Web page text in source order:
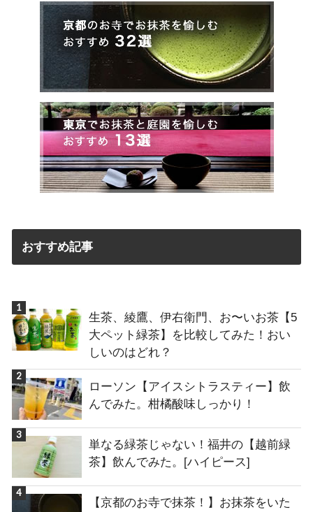
おすすめ記事
生茶、綾鷹、伊右衛門、お〜いお茶【5
大ペット緑茶】を比較してみた！おい
しいのはどれ？
ローソン【アイスシトラスティー】飲
んでみた。柑橘酸味しっかり！
単なる緑茶じゃない！福井の【越前緑
茶】飲んでみた。[ハイピース]
【京都のお寺で抹茶！】お抹茶をいた